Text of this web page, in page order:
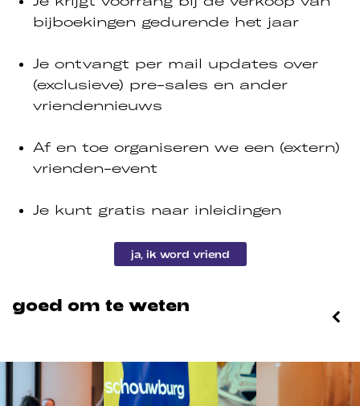
bijboekingen gedurende het jaar
Je ontvangt per mail updates over
(exclusieve) pre-sales en ander
vriendennieuws
Af en toe organiseren we een (extern)
vrienden-event
Je kunt gratis naar inleidingen
ja, ik word vriend
goed om te weten